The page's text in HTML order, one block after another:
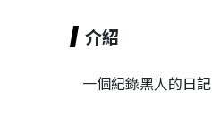
介紹
一個紀錄黑人的日記